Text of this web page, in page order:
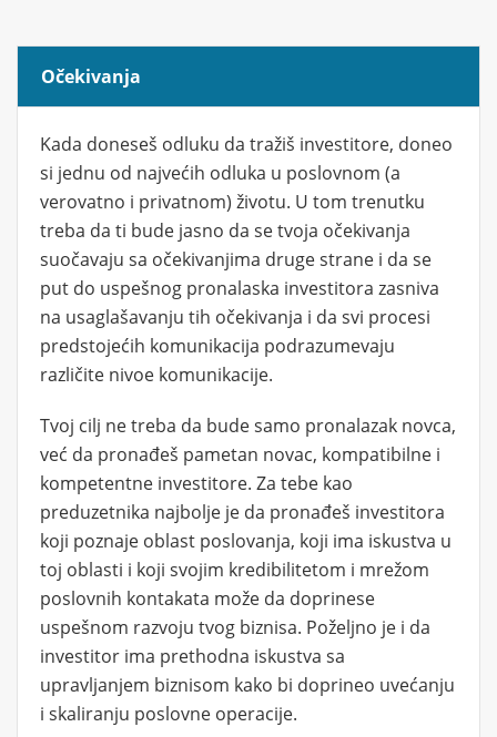
Očekivanja
Kada doneseš odluku da tražiš investitore, doneo
si jednu od najvećih odluka u poslovnom (a
verovatno i privatnom) životu. U tom trenutku
treba da ti bude jasno da se tvoja očekivanja
suočavaju sa očekivanjima druge strane i da se
put do uspešnog pronalaska investitora zasniva
na usaglašavanju tih očekivanja i da svi procesi
predstojećih komunikacija podrazumevaju
različite nivoe komunikacije.
Tvoj cilj ne treba da bude samo pronalazak novca,
već da pronađeš pametan novac, kompatibilne i
kompetentne investitore. Za tebe kao
preduzetnika najbolje je da pronađeš investitora
koji poznaje oblast poslovanja, koji ima iskustva u
toj oblasti i koji svojim kredibilitetom i mrežom
poslovnih kontakata može da doprinese
uspešnom razvoju tvog biznisa. Poželjno je i da
investitor ima prethodna iskustva sa
upravljanjem biznisom kako bi doprineo uvećanju
i skaliranju poslovne operacije.